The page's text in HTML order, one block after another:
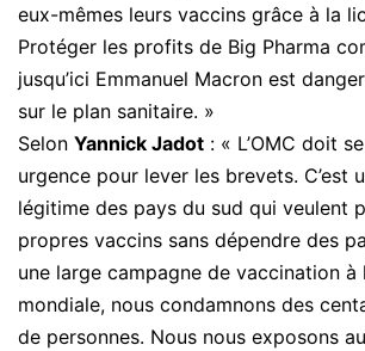
eux-mêmes leurs vaccins grâce à la
Protéger les profits de Big Pharma
jusqu’ici Emmanuel Macron est
sur le plan sanitaire. »
Selon Yannick Jadot : « L’OMC doit
urgence pour lever les brevets. C’est
légitime des pays du sud qui veulent
propres vaccins sans dépendre des
une large campagne de vaccination à
mondiale, nous condamnons des
de personnes. Nous nous exposons